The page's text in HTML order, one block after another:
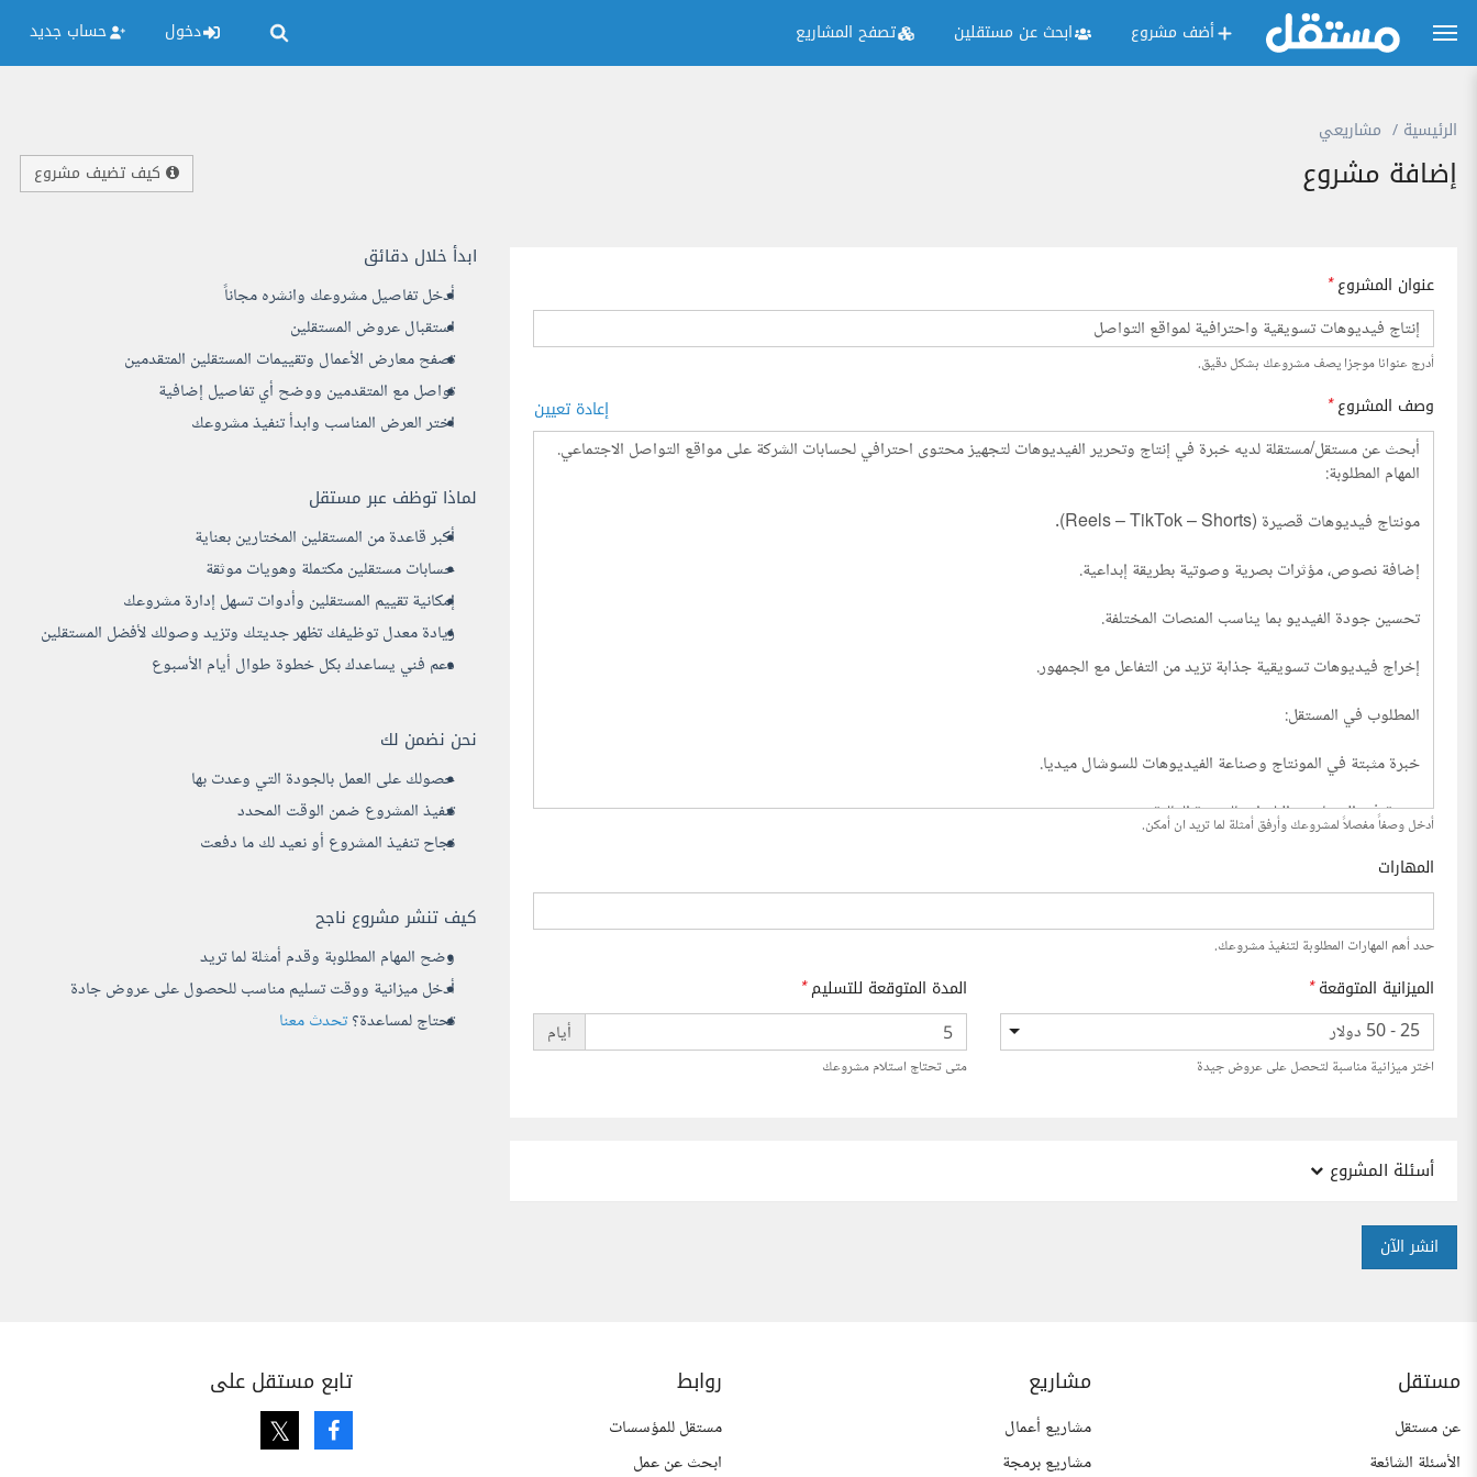
أضف مشروع ابحث عن مستقلين تصفح المشاريع دخول حساب جديد
الرئيسية مشاريعي
إضافة مشروع كيف تضيف مشروع
ابدأ خلال دقائق
أدخل تفاصيل مشروعك وانشره مجاناً
استقبال عروض المستقلين
تصفح معارض الأعمال وتقييمات المستقلين المتقدمين
تواصل مع المتقدمين ووضح أي تفاصيل إضافية
اختر العرض المناسب وابدأ تنفيذ مشروعك
لماذا توظف عبر مستقل
أكبر قاعدة من المستقلين المختارين بعناية
حسابات مستقلين مكتملة وهويات موثقة
إمكانية تقييم المستقلين وأدوات تسهل إدارة مشروعك
زيادة معدل توظيفك تظهر جديتك وتزيد وصولك لأفضل المستقلين
دعم فني يساعدك بكل خطوة طوال أيام الأسبوع
نحن نضمن لك
حصولك على العمل بالجودة التي وعدت بها
تنفيذ المشروع ضمن الوقت المحدد
نجاح تنفيذ المشروع أو نعيد لك ما دفعت
كيف تنشر مشروع ناجح
وضح المهام المطلوبة وقدم أمثلة لما تريد
أدخل ميزانية ووقت تسليم مناسب للحصول على عروض جادة
تحتاج لمساعدة؟تحدث معنا
عنوان المشروع*
أدرج عنوانا موجزا يصف مشروعك بشكل دقيق.
وصف المشروع* إعادة تعيين
أدخل وصفاً مفصلاً لمشروعك وأرفق أمثلة لما تريد ان أمكن.
المهارات
حدد أهم المهارات المطلوبة لتنفيذ مشروعك.
الميزانية المتوقعة*
25 - 50 دولار
اختر ميزانية مناسبة لتحصل على عروض جيدة
المدة المتوقعة للتسليم*
أيام
متى تحتاج استلام مشروعك
أسئلة المشروع
انشر الآن
مستقل
عن مستقل
الأسئلة الشائعة
مشاريع
مشاريع أعمال
مشاريع برمجة
روابط
مستقل للمؤسسات
ابحث عن عمل
تابع مستقل على
Facebook
Twitter